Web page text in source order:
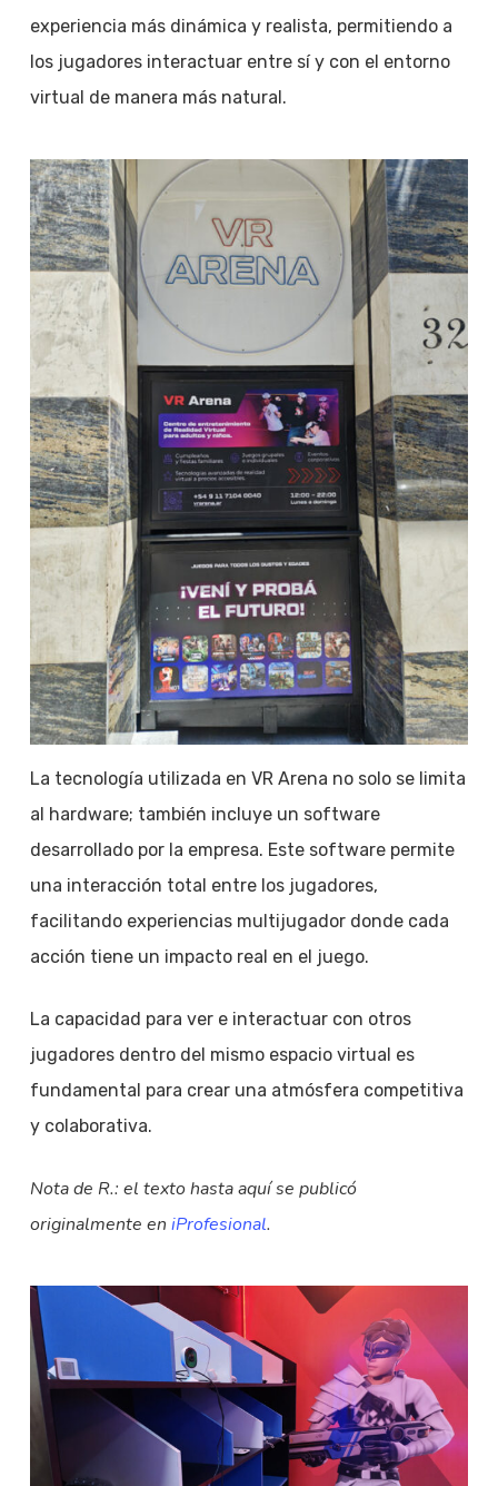
experiencia más dinámica y realista, permitiendo a
los jugadores interactuar entre sí y con el entorno
virtual de manera más natural.
La tecnología utilizada en VR Arena no solo se limita
al hardware; también incluye un software
desarrollado por la empresa. Este software permite
una interacción total entre los jugadores,
facilitando experiencias multijugador donde cada
acción tiene un impacto real en el juego.
La capacidad para ver e interactuar con otros
jugadores dentro del mismo espacio virtual es
fundamental para crear una atmósfera competitiva
y colaborativa.
Nota de R.: el texto hasta aquí se publicó
originalmente en iProfesional.